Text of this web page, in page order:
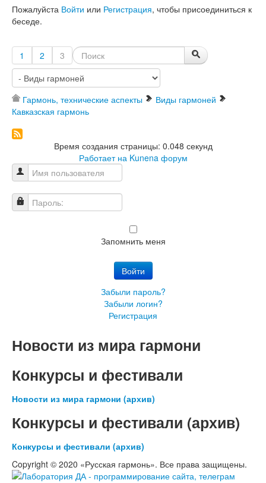
Пожалуйста Войти или Регистрация, чтобы присоединиться к
беседе.
1 2 3
Гармонь, технические аспекты
Виды гармоней
Кавказская гармонь
Время создания страницы: 0.048 секунд
Работает на Kunena форум
Имя пользователя
Пароль:
Запомнить меня
Войти
Забыли пароль?
Забыли логин?
Регистрация
Новости из мира гармони
Конкурсы и фестивали
Новости из мира гармони (архив)
Конкурсы и фестивали (архив)
Конкурсы и фестивали (архив)
Copyright © 2020 «Русская гармонь». Все права защищены.